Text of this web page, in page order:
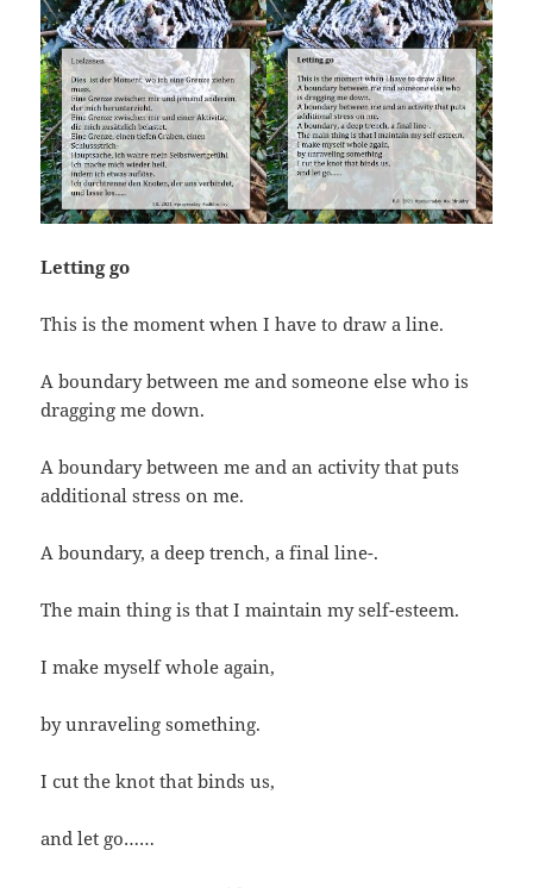
Letting go
This is the moment when I have to draw a line.
A boundary between me and someone else who is
dragging me down.
A boundary between me and an activity that puts
additional stress on me.
A boundary, a deep trench, a final line-.
The main thing is that I maintain my self-esteem.
I make myself whole again,
by unraveling something.
I cut the knot that binds us,
and let go……